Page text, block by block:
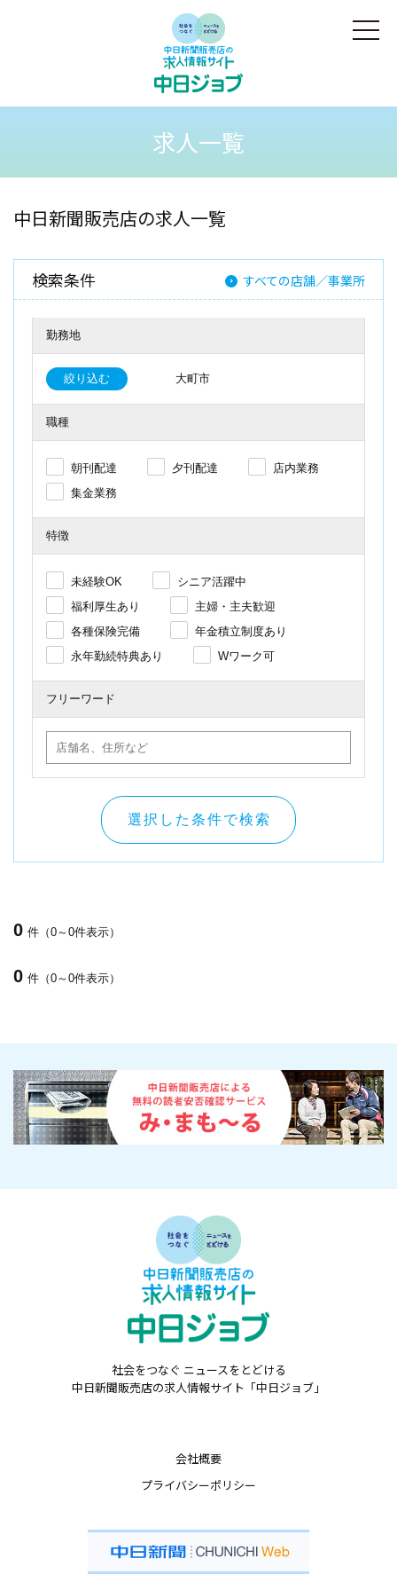
求人一覧
中日新聞販売店の求人一覧
検索条件 すべての店舗／事業所
勤務地
絞り込む 大町市
職種
朝刊配達 夕刊配達
店内業務
集金業務
特徴
未経験OK
シニア活躍中
福利厚生あり
主婦・主夫歓迎
各種保険完備
年金積立制度あり
永年勤続特典あり
Wワーク可
フリーワード
選択した条件で検索
0 件（0～0件表示）
0 件（0～0件表示）
社会をつなぐ ニュースをとどける
中日新聞販売店の求人情報サイト「中日ジョブ」
会社概要
プライバシーポリシー